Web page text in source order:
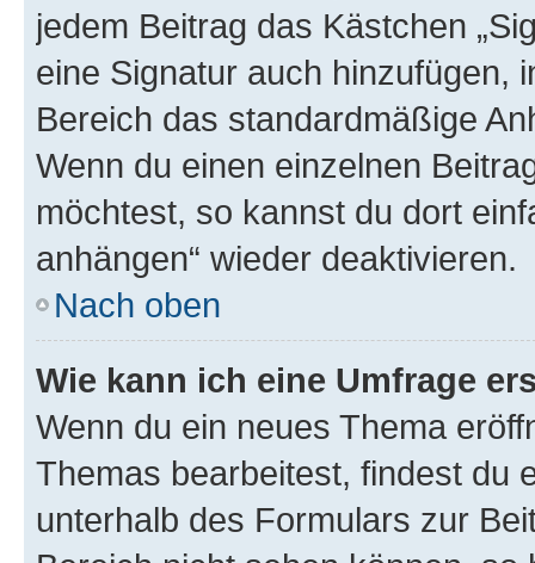
jedem Beitrag das Kästchen
eine Signatur auch hinzufügen,
Bereich das standardmäßige
Wenn du einen einzelnen
möchtest, so kannst du dort
anhängen“ wieder deaktivieren.
Nach oben
Wie kann ich eine Umfrage
Wenn du ein neues Thema
Themas bearbeitest, findest du
unterhalb des Formulars zur